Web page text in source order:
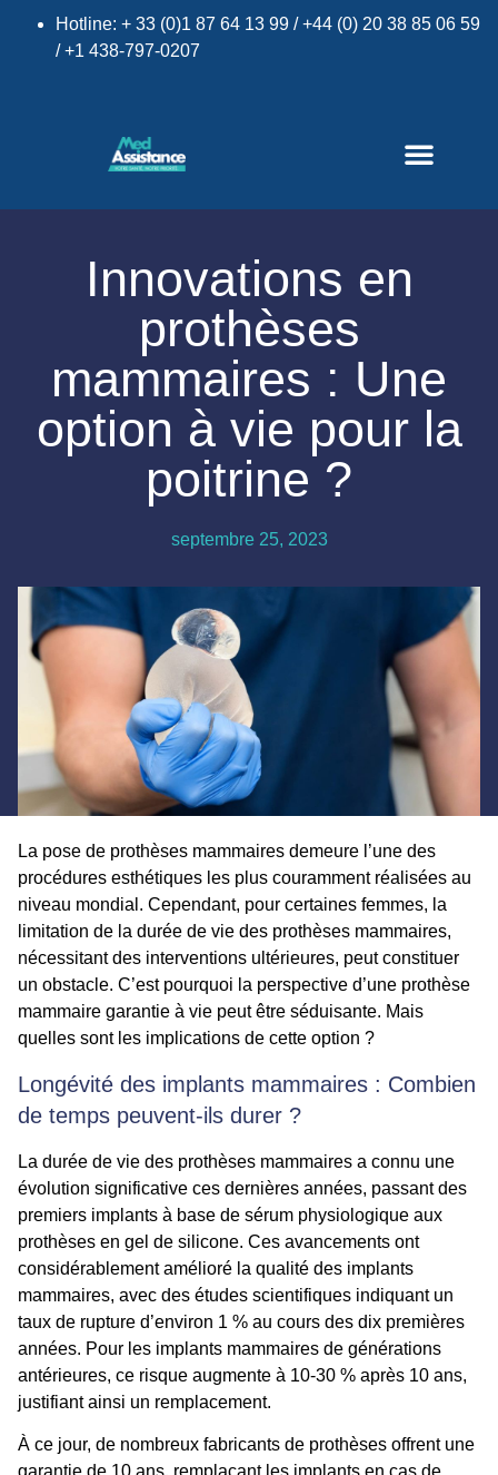
Hotline: + 33 (0)1 87 64 13 99 / +44 (0) 20 38 85 06 59
/ +1 438-797-0207
Innovations en
prothèses
mammaires : Une
option à vie pour la
poitrine ?
septembre 25, 2023
La pose de prothèses mammaires demeure l’une des
procédures esthétiques les plus couramment réalisées au
niveau mondial. Cependant, pour certaines femmes, la
limitation de la durée de vie des prothèses mammaires,
nécessitant des interventions ultérieures, peut constituer
un obstacle. C’est pourquoi la perspective d’une prothèse
mammaire garantie à vie peut être séduisante. Mais
quelles sont les implications de cette option ?
Longévité des implants mammaires : Combien
de temps peuvent-ils durer ?
La durée de vie des prothèses mammaires a connu une
évolution significative ces dernières années, passant des
premiers implants à base de sérum physiologique aux
prothèses en gel de silicone. Ces avancements ont
considérablement amélioré la qualité des implants
mammaires, avec des études scientifiques indiquant un
taux de rupture d’environ 1 % au cours des dix premières
années. Pour les implants mammaires de générations
antérieures, ce risque augmente à 10-30 % après 10 ans,
justifiant ainsi un remplacement.
À ce jour, de nombreux fabricants de prothèses offrent une
garantie de 10 ans, remplaçant les implants en cas de